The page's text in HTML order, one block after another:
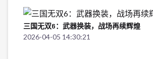
三国无双6：武器换装，战场再续辉煌
2026-04-05 14:30:21